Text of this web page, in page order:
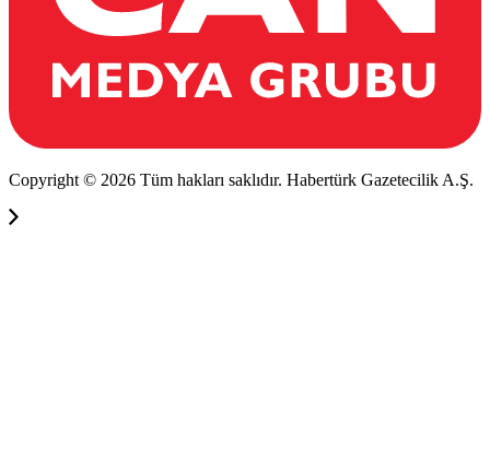
Copyright © 2026 Tüm hakları saklıdır. Habertürk Gazetecilik A.Ş.